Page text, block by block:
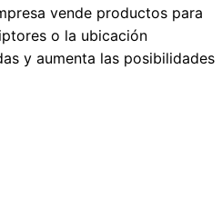
vende productos para
o la ubicación
y aumenta las posibilidades